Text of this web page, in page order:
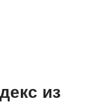
из